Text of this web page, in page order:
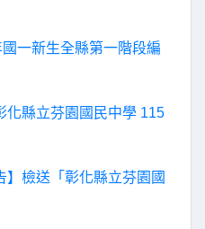
一新生全縣第一階段編
化縣立芬園國民中學 115
】檢送「彰化縣立芬園國